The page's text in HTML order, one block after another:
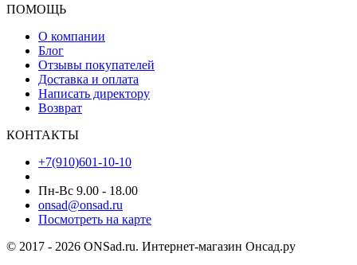
ПОМОЩЬ
О компании
Блог
Отзывы покупателей
Доставка и оплата
Написать директору
Возврат
КОНТАКТЫ
+7(910)601-10-10
Пн-Вс 9.00 - 18.00
onsad@onsad.ru
Посмотреть на карте
© 2017 - 2026 ONSad.ru. Интернет-магазин Онсад.ру